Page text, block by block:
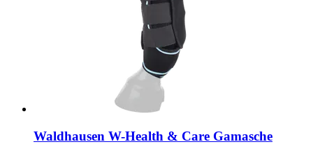
Waldhausen W-​Health & Care Gamasche